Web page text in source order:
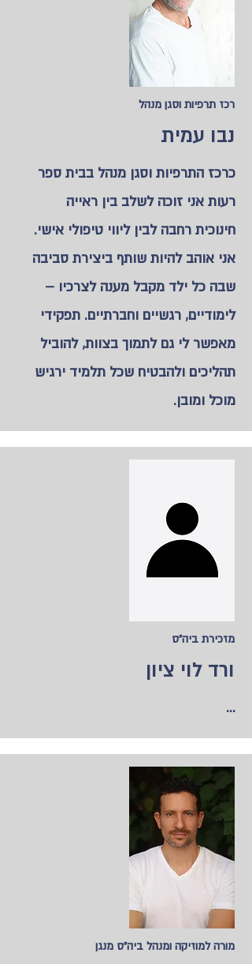
רכז תרפיות וסגן מנהל
נבו עמית
כרכז התרפיות וסגן מנהל בבית ספר
רעות אני זוכה לשלב בין ראייה
חינוכית רחבה לבין ליווי טיפולי אישי.
אני אוהב להיות שותף ביצירת סביבה
שבה כל ילד מקבל מענה לצרכיו –
לימודיים, רגשיים וחברתיים. תפקידי
מאפשר לי גם לתמוך בצוות, להוביל
תהליכים ולהבטיח שכל תלמיד ירגיש
מוכל ומובן.
מזכירת ביה"ס
ורד לוי ציון
...
מורה למוזיקה ומנהל ביה"ס מנגן